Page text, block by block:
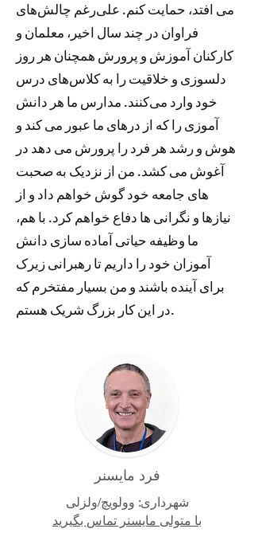
می افتد، حمایت کنم. علی‌رغم چالش‌های
فراوان در چند سال اخیر، معلمان و
کارکنان آموزش و پرورش همچنان هر روز
دلسوزی و خلاقیت را به کلاس‌های درس
خود وارد می‌کنند. مدارس ما هر دانش
آموزی را که از درهای ما عبور می کند و
هوش و رشد هر فرد را پرورش می دهد در
آغوش می کشد. من از نزدیک به صحبت
های جامعه خود گوش خواهم داد و از
نیازها و نگرانی ها دفاع خواهم کرد. با هم،
ما وظیفه حیاتی آماده سازی دانش
آموزان خود را داریم تا رهبرانی زیرک
برای آینده باشند و من بسیار مفتخرم که
در این کار بزرگ شریک هستم.
فرد مایسنر
شهرداری: وولویچ/ولزلی
با متولی مایسنر تماس بگیرید